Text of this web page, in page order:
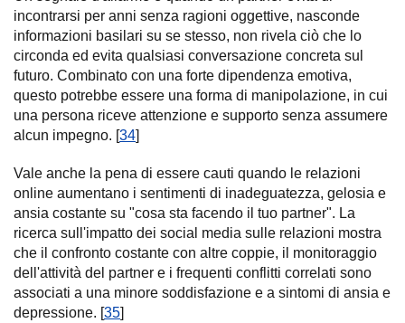
incontrarsi per anni senza ragioni oggettive, nasconde
informazioni basilari su se stesso, non rivela ciò che lo
circonda ed evita qualsiasi conversazione concreta sul
futuro. Combinato con una forte dipendenza emotiva,
questo potrebbe essere una forma di manipolazione, in cui
una persona riceve attenzione e supporto senza assumere
alcun impegno. [34]
Vale anche la pena di essere cauti quando le relazioni
online aumentano i sentimenti di inadeguatezza, gelosia e
ansia costante su "cosa sta facendo il tuo partner". La
ricerca sull'impatto dei social media sulle relazioni mostra
che il confronto costante con altre coppie, il monitoraggio
dell'attività del partner e i frequenti conflitti correlati sono
associati a una minore soddisfazione e a sintomi di ansia e
depressione. [35]